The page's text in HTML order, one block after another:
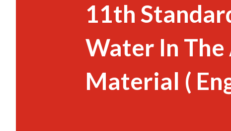
11th
Water In
Material (